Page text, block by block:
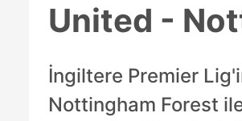
United -
İngiltere Premier
Nottingham Forest